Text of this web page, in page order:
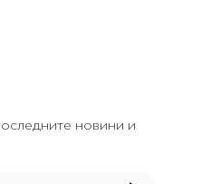
новини и